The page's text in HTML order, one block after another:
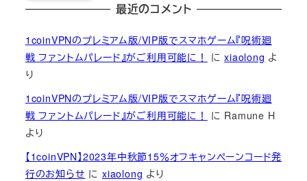
最近のコメント
1coinVPNのプレミアム版/VIP版でスマホゲーム『呪術廻
戦 ファントムパレード』がご利用可能に！
にxiaolong よ
り
1coinVPNのプレミアム版/VIP版でスマホゲーム『呪術廻
戦 ファントムパレード』がご利用可能に！
に Ramune H
より
【1coinVPN】2023年中秋節15％オフキャンペーンコード発
行のお知らせ にxiaolong より